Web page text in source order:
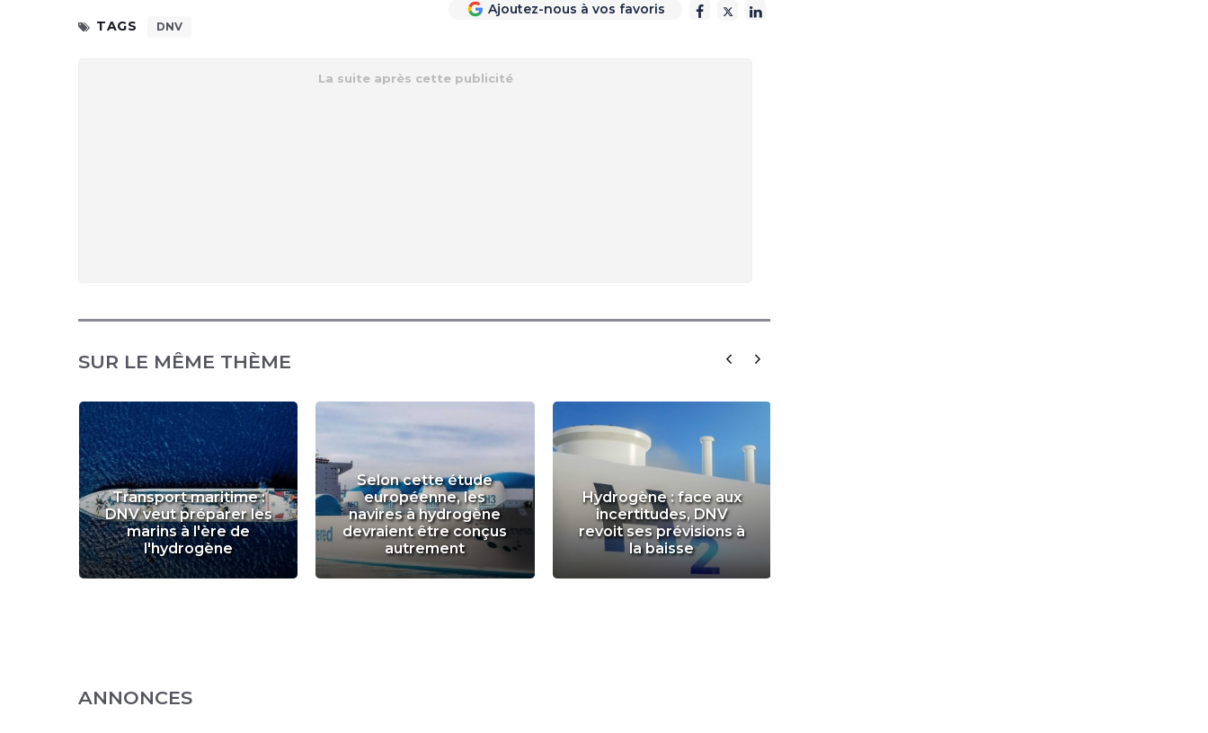
Ajoutez-nous à vos favoris
TAGS
DNV
SUR LE MÊME THÈME
Transport maritime :
DNV veut préparer les
marins à l'ère de
l'hydrogène
Selon cette étude
européenne, les
navires à hydrogène
devraient être conçus
autrement
Hydrogène : face aux
incertitudes, DNV
revoit ses prévisions à
la baisse
ANNONCES